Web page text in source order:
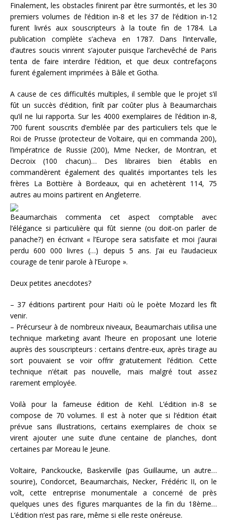
Finalement, les obstacles finirent par être surmontés, et les 30
premiers volumes de l’édition in-8 et les 37 de l’édition in-12
furent livrés aux souscripteurs à la toute fin de 1784. La
publication complète s’acheva en 1787. Dans l’intervalle,
d’autres soucis vinrent s’ajouter puisque l’archevêché de Paris
tenta de faire interdire l’édition, et que deux contrefaçons
furent également imprimées à Bâle et Gotha.
A cause de ces difficultés multiples, il semble que le projet s’il
fût un succès d’édition, finît par coûter plus à Beaumarchais
qu’il ne lui rapporta. Sur les 4000 exemplaires de l’édition in-8,
700 furent souscrits d’emblée par des particuliers tels que le
Roi de Prusse (protecteur de Voltaire, qui en commanda 200),
l’impératrice de Russie (200), Mme Necker, de Montran, et
Decroix (100 chacun)… Des libraires bien établis en
commandèrent également des qualités importantes tels les
frères La Bottière à Bordeaux, qui en achetèrent 114, 75
autres au moins partirent en Angleterre.
Beaumarchais commenta cet aspect comptable avec
l’élégance si particulière qui fût sienne (ou doit-on parler de
panache?) en écrivant « l’Europe sera satisfaite et moi j’aurai
perdu 600 000 livres (…) depuis 5 ans. J’ai eu l’audacieux
courage de tenir parole à l’Europe ».
Deux petites anecdotes?
– 37 éditions partirent pour Haïti où le poète Mozard les fît
venir.
– Précurseur à de nombreux niveaux, Beaumarchais utilisa une
technique marketing avant l’heure en proposant une loterie
auprès des souscripteurs : certains d’entre-eux, après tirage au
sort pouvaient se voir offrir gratuitement l’édition. Cette
technique n’était pas nouvelle, mais malgré tout assez
rarement employée.
Voilà pour la fameuse édition de Kehl. L’édition in-8 se
compose de 70 volumes. Il est à noter que si l’édition était
prévue sans illustrations, certains exemplaires de choix se
virent ajouter une suite d’une centaine de planches, dont
certaines par Moreau le Jeune.
Voltaire, Panckoucke, Baskerville (pas Guillaume, un autre…
sourire), Condorcet, Beaumarchais, Necker, Frédéric II, on le
voît, cette entreprise monumentale a concerné de près
quelques unes des figures marquantes de la fin du 18ème…
L’édition n’est pas rare, même si elle reste onéreuse.